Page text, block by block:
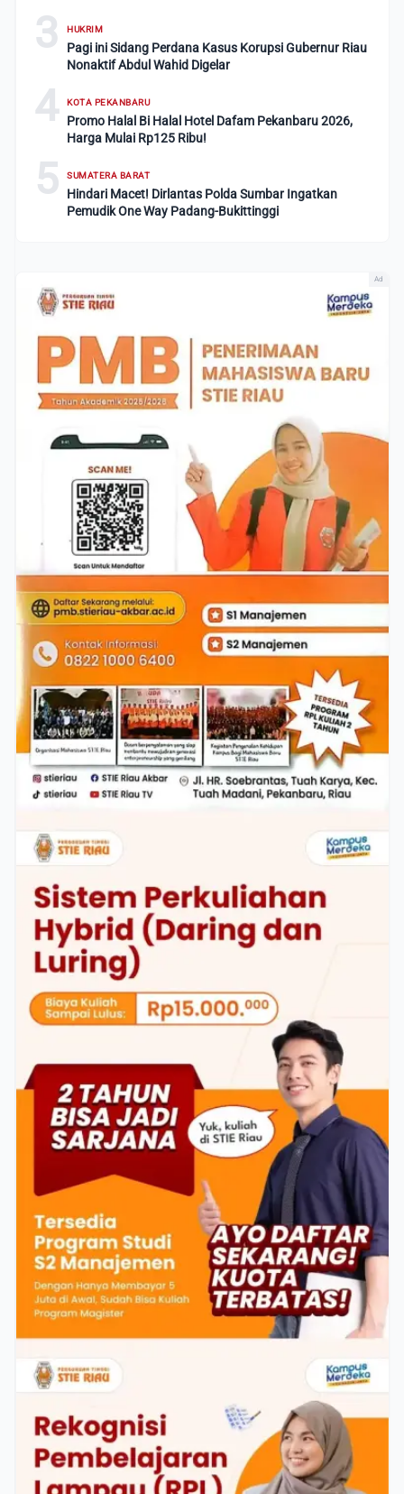
3 HUKRIM
Pagi ini Sidang Perdana Kasus Korupsi Gubernur Riau
Nonaktif Abdul Wahid Digelar
4 KOTA PEKANBARU
Promo Halal Bi Halal Hotel Dafam Pekanbaru 2026,
Harga Mulai Rp125 Ribu!
5 SUMATERA BARAT
Hindari Macet! Dirlantas Polda Sumbar Ingatkan
Pemudik One Way Padang-Bukittinggi
Ad